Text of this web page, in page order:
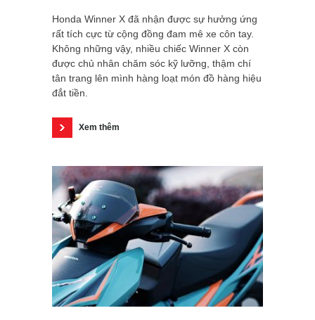
Honda Winner X đã nhận được sự hưởng ứng
rất tích cực từ cộng đồng đam mê xe côn tay.
Không những vậy, nhiều chiếc Winner X còn
được chủ nhân chăm sóc kỹ lưỡng, thậm chí
tân trang lên mình hàng loạt món đồ hàng hiệu
đắt tiền.
Xem thêm